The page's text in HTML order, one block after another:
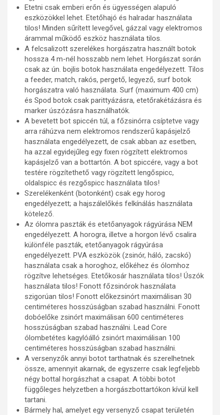
Etetni csak emberi erőn és ügyességen alapuló
eszközökkel lehet. Etetőhajó és halradar használata
tilos! Minden sűrített levegővel, gázzal vagy elektromos
árammal működő eszköz használata tilos.
A felcsalizott szerelékes horgászatra használt botok
hossza 4 m-nél hosszabb nem lehet. Horgászat során
csak az ún. bojlis botok használata engedélyezett. Tilos
a feeder, match, rakós, pergető, legyező, surf botok
horgászatra való használata. Surf (maximum 400 cm)
és Spod botok csak parittyázásra, etetőrakétázásra és
marker úszózásra használhatók.
A bevetett bot spiccén túl, a főzsinórra csíptetve vagy
arra ráhúzva nem elektromos rendszerű kapásjelző
használata engedélyezett, de csak abban az esetben,
ha azzal egyidejűleg egy fixen rögzített elektromos
kapásjelző van a bottartón. A bot spiccére, vagy a bot
testére rögzítethető vagy rögzített lengőspicc,
oldalspicc és rezgőspicc használata tilos!
Szerelékenként (botonként) csak egy horog
engedélyezett; a hajszálelőkés felkínálás használata
kötelező.
Az ólomra paszták és etetőanyagok rágyúrása NEM
engedélyezett. A horogra, illetve a horgon lévő csalira
különféle paszták, etetőanyagok rágyúrása
engedélyezett. PVA eszközök (zsinór, háló, zacskó)
használata csak a horoghoz, előkéhez és ólomhoz
rögzítve lehetséges. Etetőkosár használata tilos! Úszók
használata tilos! Fonott főzsinórok használata
szigorúan tilos! Fonott előkezsinórt maximálisan 30
centiméteres hosszúságban szabad használni. Fonott
dobóelőke zsinórt maximálisan 600 centiméteres
hosszúságban szabad használni. Lead Core
ólombetétes kagylóálló zsinórt maximálisan 100
centiméteres hosszúságban szabad használni.
A versenyzők annyi botot tarthatnak és szerelhetnek
össze, amennyit akarnak, de egyszerre csak legfeljebb
négy bottal horgászhat a csapat. A többi botot
függőleges helyzetben a horgászbottartókon kívül kell
tartani.
Bármely hal, amelyet egy versenyző csapat területén